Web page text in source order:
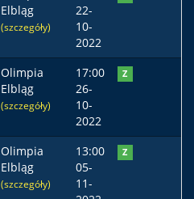
Elbląg
(szczegóły)
22-
10-
2022
Olimpia
Elbląg
(szczegóły)
17:00
26-
10-
2022
Z
Olimpia
Elbląg
(szczegóły)
13:00
05-
11-
Z